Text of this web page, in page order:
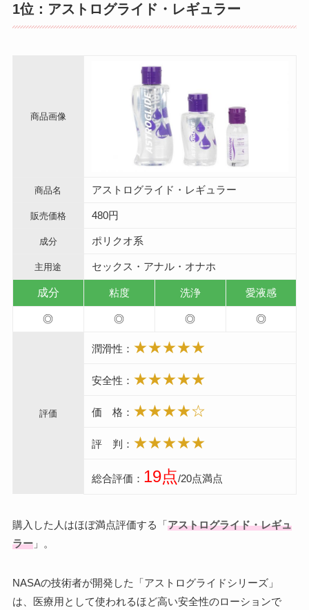
1位：アストログライド・レギュラー
商品画像
商品名 アストログライド・レギュラー
販売価格 480円
成分 ポリクオ系
主用途 セックス・アナル・オナホ
成分 粘度 洗浄 愛液感
◎ ◎ ◎ ◎
評価
潤滑性： ★★★★★
安全性： ★★★★★
価 格： ★★★★☆
評 判： ★★★★★
総合評価： 19点/20点満点
購入した人はほぼ満点評価する「アストログライド・レギュ
ラー」。
NASAの技術者が開発した「アストログライドシリーズ」
は、医療用として使われるほど高い安全性のローションで